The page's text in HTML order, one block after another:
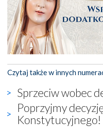
Czytaj także w innych
Sprzeciw wobec
Poprzyjmy
Konstytucyjnego!